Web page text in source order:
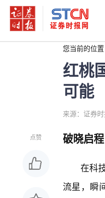
您当前的位置
红桃
可能
来源：证券
点赞 破晓启
在科
流星，瞬